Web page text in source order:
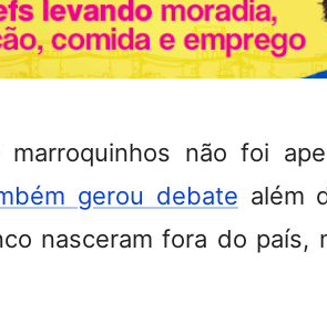
marroquinhos não foi
gerou debate além
nasceram fora do país,